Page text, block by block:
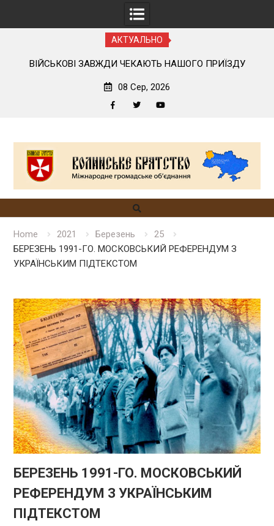
АКТУАЛЬНО
ЛЕГШЕ БАЧИТИ ЧУЖІ ПОМИЛКИ, НІЖ ВЛАСНІ
08 Сер, 2026
content
Home 2021 Березень
25
БЕРЕЗЕНЬ 1991-ГО. МОСКОВСЬКИЙ РЕФЕРЕНДУМ З
УКРАЇНСЬКИМ ПІДТЕКСТОМ
БЕРЕЗЕНЬ 1991-ГО. МОСКОВСЬКИЙ
РЕФЕРЕНДУМ З УКРАЇНСЬКИМ
ПІДТЕКСТОМ